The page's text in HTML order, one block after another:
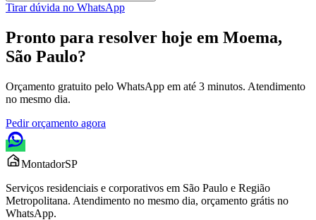
Tirar dúvida no WhatsApp
Pronto para resolver hoje em Moema,
São Paulo?
Orçamento gratuito pelo WhatsApp em até 3 minutos. Atendimento
no mesmo dia.
Pedir orçamento agora
MontadorSP
Serviços residenciais e corporativos em São Paulo e Região
Metropolitana. Atendimento no mesmo dia, orçamento grátis no
WhatsApp.